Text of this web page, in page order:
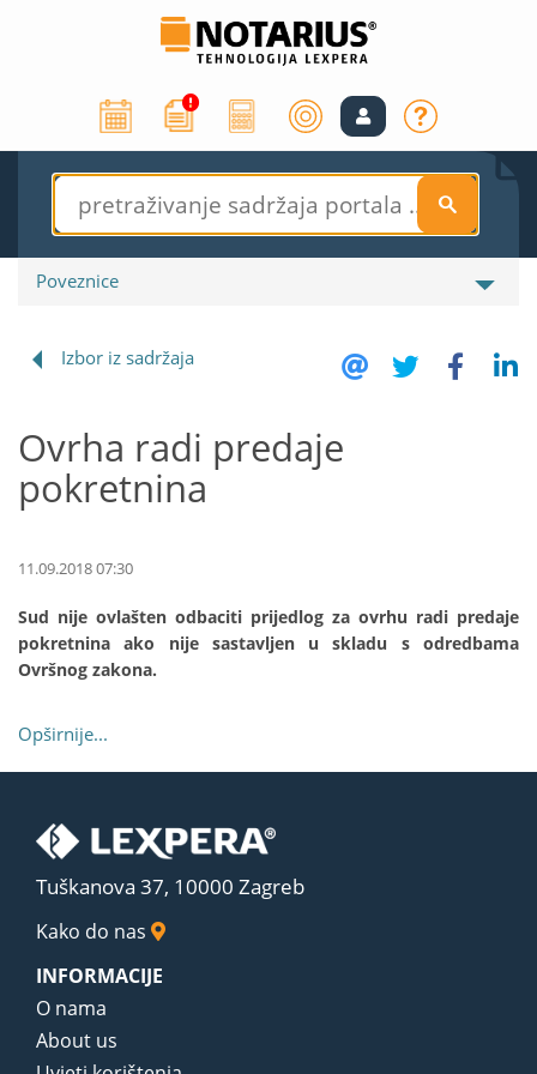
S
Poveznice
Izbor iz sadržaja
Ovrha radi predaje
pokretnina
11.09.2018 07:30
Sud nije ovlašten odbaciti prijedlog za ovrhu radi predaje
pokretnina ako nije sastavljen u skladu s odredbama
Ovršnog zakona.
Opširnije...
Tuškanova 37, 10000 Zagreb
Kako do nas
INFORMACIJE
O nama
About us